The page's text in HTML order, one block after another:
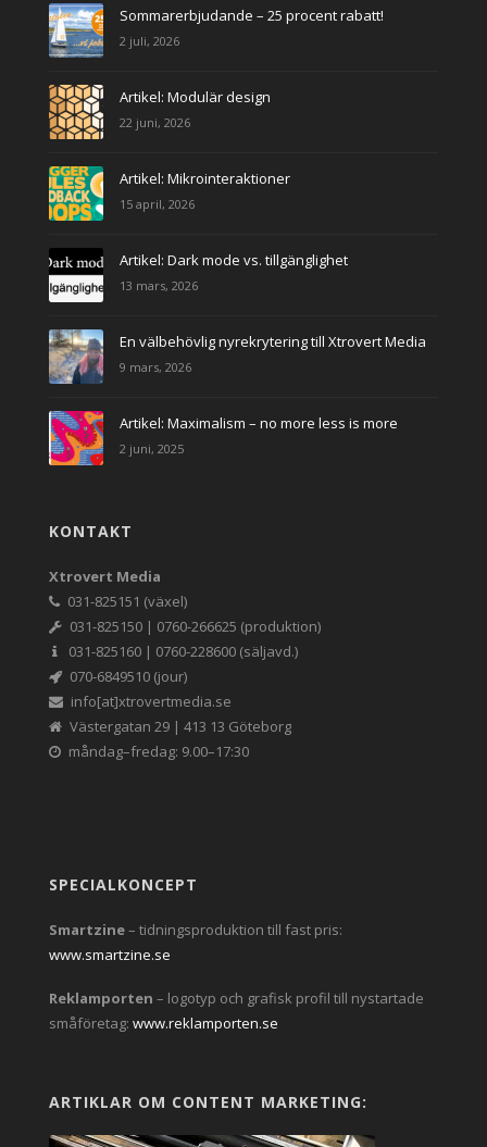
Sommarerbjudande – 25 procent rabatt!
2 juli, 2026
Artikel: Modulär design
22 juni, 2026
Artikel: Mikrointeraktioner
15 april, 2026
Artikel: Dark mode vs. tillgänglighet
13 mars, 2026
En välbehövlig nyrekrytering till Xtrovert Media
9 mars, 2026
Artikel: Maximalism – no more less is more
2 juni, 2025
KONTAKT
Xtrovert Media
031-825151 (växel)
031-825150 | 0760-266625 (produktion)
031-825160 | 0760-228600 (säljavd.)
070-6849510 (jour)
info[at]xtrovertmedia.se
Västergatan 29 | 413 13 Göteborg
måndag–fredag: 9.00–17:30
SPECIALKONCEPT
Smartzine– tidningsproduktion till fast pris:
www.smartzine.se
Reklamporten – logotyp och grafisk profil till nystartade
småföretag: www.reklamporten.se
ARTIKLAR OM CONTENT MARKETING: